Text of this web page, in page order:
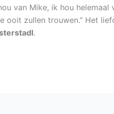
van Mike, ik hou helemaal
ooit zullen trouwen.” Het
.